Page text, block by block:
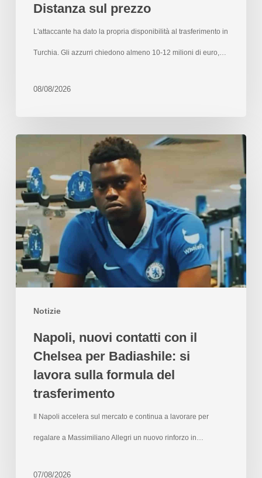
Distanza sul prezzo
L'attaccante ha dato la propria disponibilità al trasferimento in
Turchia. Gli azzurri chiedono almeno 10-12 milioni di euro,…
08/08/2026
Notizie
Napoli, nuovi contatti con il
Chelsea per Badiashile: si
lavora sulla formula del
trasferimento
Il Napoli accelera sul mercato e continua a lavorare per
regalare a Massimiliano Allegri un nuovo rinforzo in…
07/08/2026